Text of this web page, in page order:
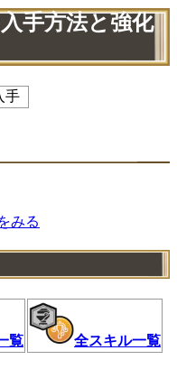
手方法と強化
手
みる
覧 全スキル一覧